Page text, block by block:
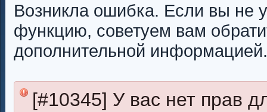
Возникла ошибка. Если вы не
функцию, советуем вам
дополнительной информацией.
[#10345] У вас нет прав